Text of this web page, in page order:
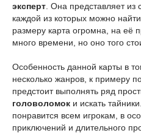
эксперт . Она представляет из
каждой из которых можно
размеру карта огромна, на её
много времени, но оно того
Особенность данной карты в
несколько жанров, к примеру
предстоит выполнять ряд
головоломок и искать
понравится всем игрокам, в
приключений и длительного